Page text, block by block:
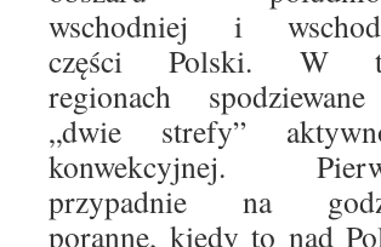
wschodniej i
części Polski. W
regionach
„dwie strefy”
konwekcyjnej.
przypadnie na
poranne, kiedy to nad